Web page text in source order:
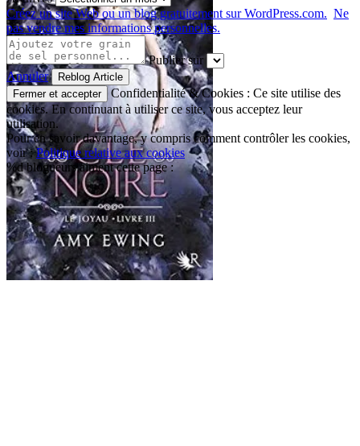
Créez un site Web ou un blog gratuitement sur WordPress.com. Ne
pas vendre mes informations personnelles.
Publier sur
Annuler
Confidentialité & Cookies : Ce site utilise des
cookies. En continuant à utiliser ce site, vous acceptez leur
utilisation.
Pour en savoir davantage, y compris comment contrôler les cookies,
voir :Politique relative aux cookies
%dblogueurs aiment cette page :